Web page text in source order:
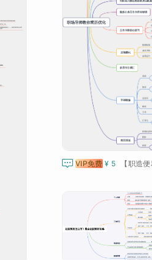
 VIP免费 ¥ 5